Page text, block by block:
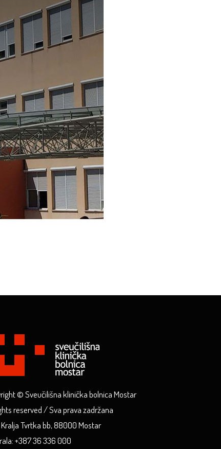
© Sveučilišna klinička bolnica Mostar
reserved / Sva prava zadržana
Kralja Tvrtka bb, 88000 Mostar
+387 36 336 000